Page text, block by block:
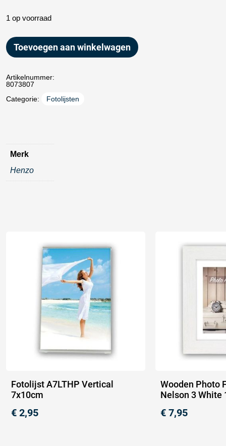
1 op voorraad
Toevoegen aan winkelwagen
Artikelnummer:
8073807
Categorie:
Fotolijsten
Merk
Henzo
Fotolijst A7LTHP Vertical
7x10cm
€ 2,95
Wooden Photo
Nelson 3 White
€ 7,95